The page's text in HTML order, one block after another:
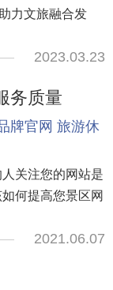
力文旅融合发
2023.03.23
务质量
牌官网 旅游休
关注您的网站是
何提高您景区网
2021.06.07